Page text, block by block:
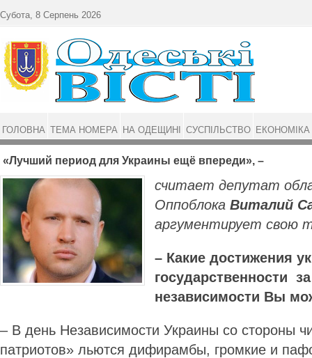
«Лучший период для Украины ещё впереди», –
считает депутат
Оппоблока Виталий
аргументирует свою
– Какие достижения
государственности
независимости Вы
– В день Независимости Украины со стороны
патриотов» льются дифирамбы, громкие и
Субота, 8 Серпень 2026
ГОЛОВНА ТЕМА НОМЕРА НА ОДЕЩИНІ СУСПІЛЬСТВО ЕКОНОМІКА